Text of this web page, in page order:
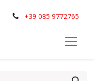
+39 085 9772765